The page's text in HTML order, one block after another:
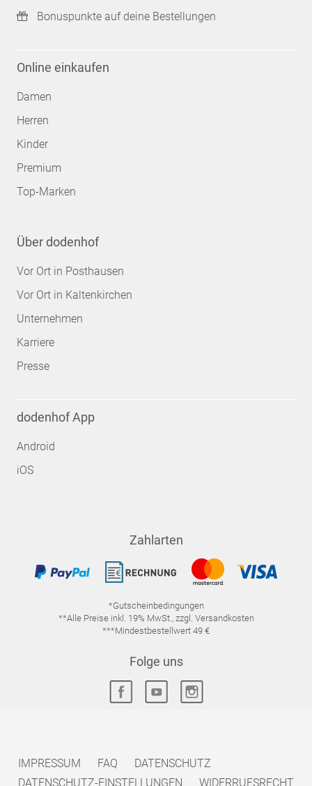
Bonuspunkte auf deine Bestellungen
Online einkaufen
Damen
Herren
Kinder
Premium
Top-Marken
Über dodenhof
Vor Ort in Posthausen
Vor Ort in Kaltenkirchen
Unternehmen
Karriere
Presse
dodenhof App
Android
iOS
Zahlarten
*Gutscheinbedingungen
**Alle Preise inkl. 19% MwSt., zzgl. Versandkosten
***Mindestbestellwert 49 €
Folge uns
IMPRESSUM FAQ
DATENSCHUTZ
DATENSCHUTZ-EINSTELLUNGEN
WIDERRUFSRECHT